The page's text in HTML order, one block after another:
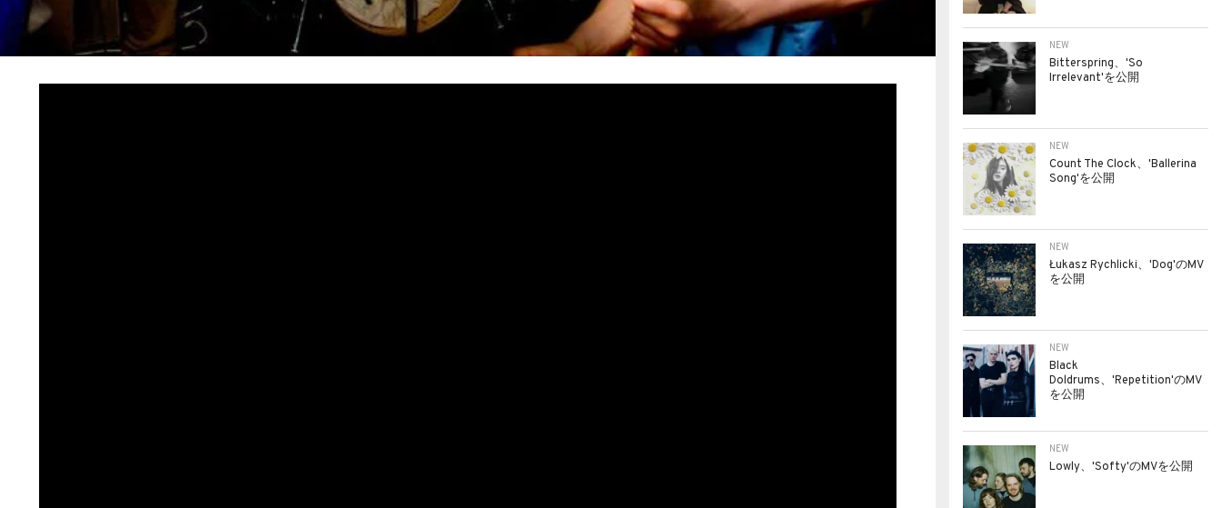
NEW
Bitterspring、'So
Irrelevant'を公開
NEW
Count The Clock、'Ballerina
Song'を公開
NEW
Łukasz Rychlicki、'Dog'のMV
を公開
NEW
Black
Doldrums、'Repetition'のMV
を公開
NEW
Lowly、'Softy'のMVを公開